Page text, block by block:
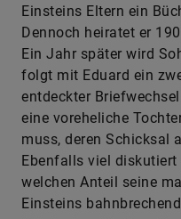
Einsteins Eltern ein
Dennoch heiratet er
Ein Jahr später wird
folgt mit Eduard ein
entdeckter
eine voreheliche
muss, deren Schicksal
Ebenfalls viel diskutiert
welchen Anteil seine
Einsteins